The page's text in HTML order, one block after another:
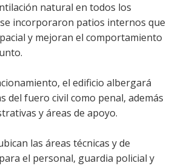
natural en todos los
incorporaron patios internos que
y mejoran el comportamiento
el edificio albergará
del fuero civil como penal, además
y áreas de apoyo.
las áreas técnicas y de
el personal, guardia policial y